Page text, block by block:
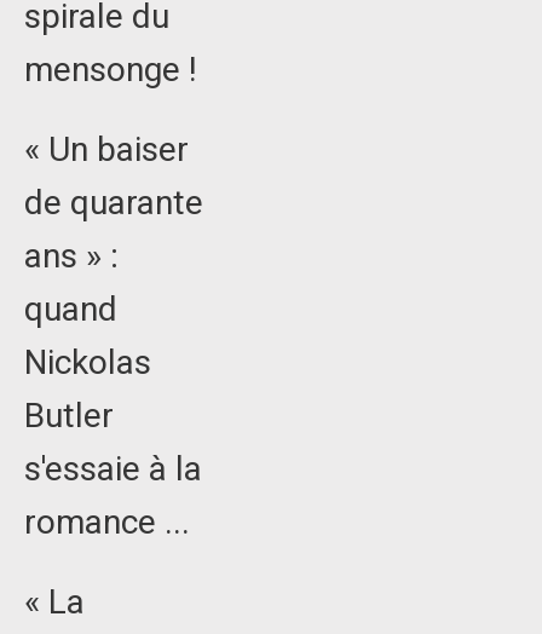
spirale du
mensonge !
« Un baiser
de quarante
ans » :
quand
Nickolas
Butler
s'essaie à la
romance ...
« La